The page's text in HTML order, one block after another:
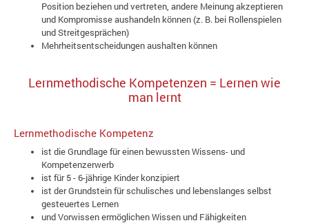
Position beziehen und vertreten, andere Meinung akzeptieren
und Kompromisse aushandeln können (z. B. bei Rollenspielen
und Streitgesprächen)
Mehrheitsentscheidungen aushalten können
Lernmethodische Kompetenzen = Lernen wie
man lernt
Lernmethodische Kompetenz
ist die Grundlage für einen bewussten Wissens- und
Kompetenzerwerb
ist für 5 - 6-jährige Kinder konzipiert
ist der Grundstein für schulisches und lebenslanges selbst
gesteuertes Lernen
und Vorwissen ermöglichen Wissen und Fähigkeiten